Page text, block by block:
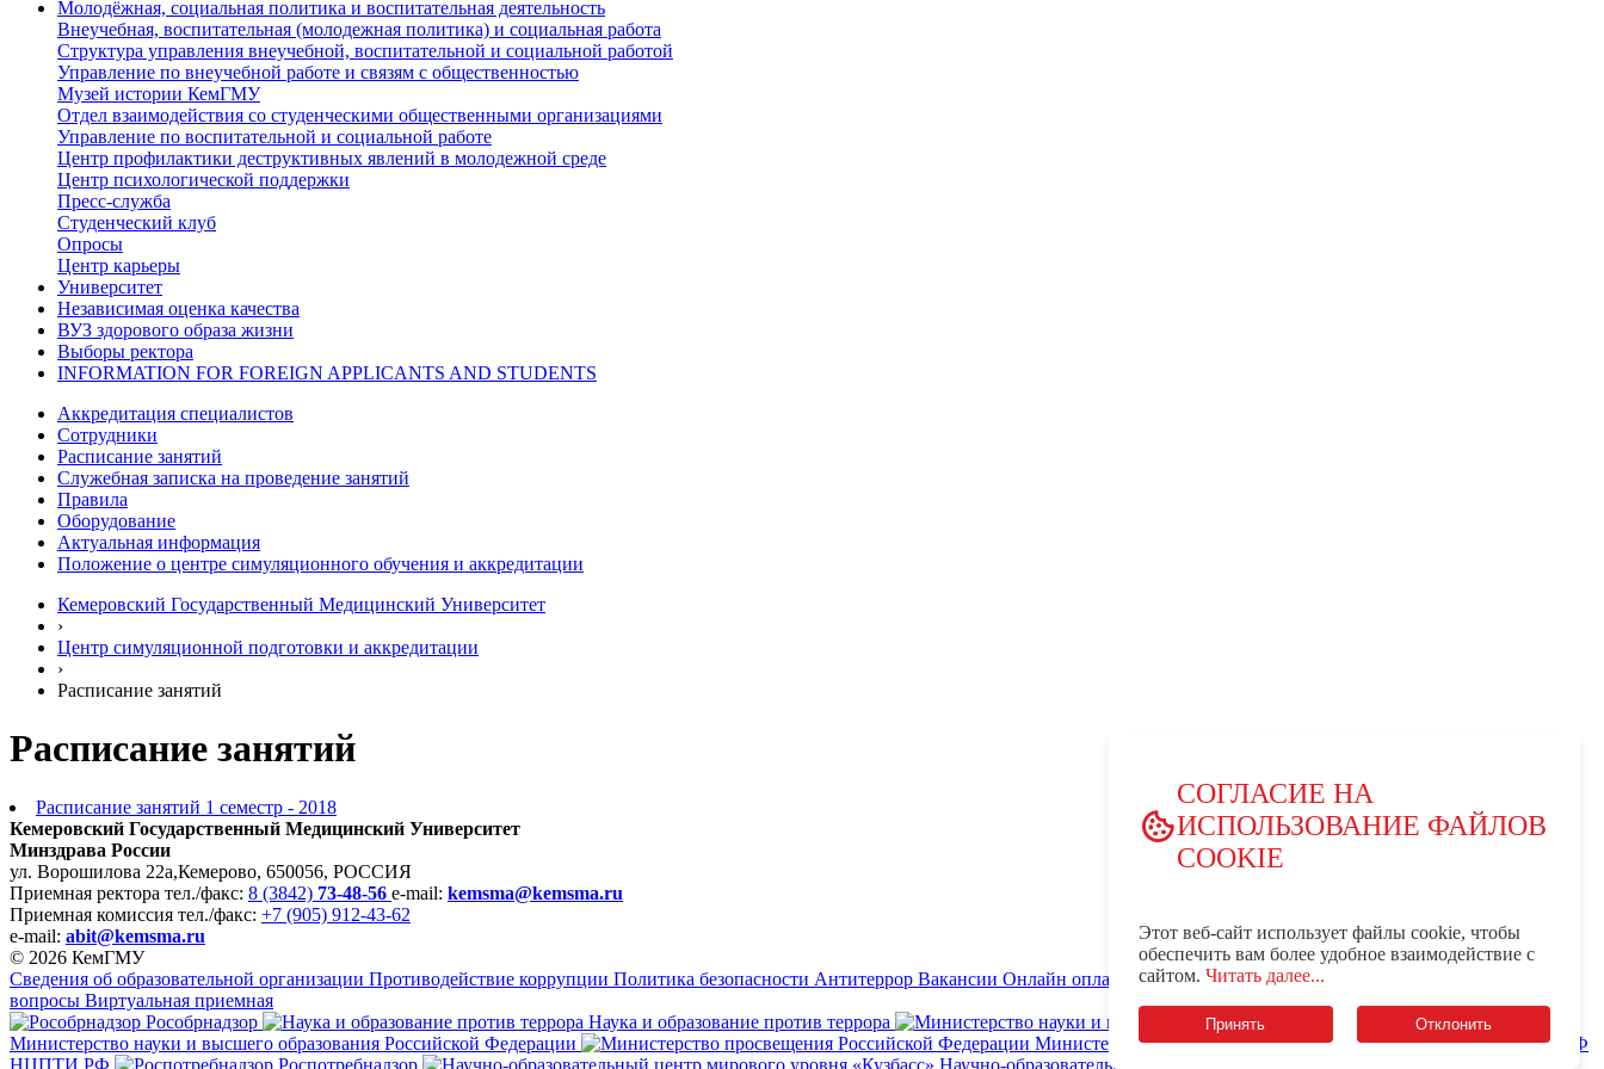
Молодёжная, социальная политика и воспитательная деятельность
Внеучебная, воспитательная (молодежная политика) и социальная работа
Структура управления внеучебной, воспитательной и социальной работой
Управление по внеучебной работе и связям с общественностью
Музей истории КемГМУ
Отдел взаимодействия со студенческими общественными организациями
Управление по воспитательной и социальной работе
Центр профилактики деструктивных явлений в молодежной среде
Центр психологической поддержки
Пресс-служба
Студенческий клуб
Опросы
Центр карьеры
Университет
Независимая оценка качества
ВУЗ здорового образа жизни
Выборы ректора
INFORMATION FOR FOREIGN APPLICANTS AND STUDENTS
Аккредитация специалистов
Сотрудники
Расписание занятий
Служебная записка на проведение занятий
Правила
Оборудование
Актуальная информация
Положение о центре симуляционного обучения и аккредитации
Кемеровский Государственный Медицинский Университет
›
Центр симуляционной подготовки и аккредитации
›
Расписание занятий
Расписание занятий
Расписание занятий 1 семестр - 2018
Кемеровский Государственный Медицинский Университет
Минздрава России
ул. Ворошилова 22а,Кемерово, 650056, РОССИЯ
Приемная ректора тел./факс: 8 (3842) 73-48-56 e-mail: kemsma@kemsma.ru
Приемная комиссия тел./факс: +7 (905) 912-43-62
e-mail: abit@kemsma.ru
© 2026 КемГМУ
Сведения об образовательной организации Противодействие коррупции Политика безопасности Антитеррор Вакансии Онлайн оплата за обучение и услуги КемГМУ
вопросы Виртуальная приемная
Рособрнадзор
Наука и образование против террора
Министерство науки и высшего образования Российской Федерации
Министерство просвещения Российской Федерации
НЦПТИ.РФ
Роспотребнадзор Научно-образовательный центр мирового уровня «Кузбасс»
СОГЛАСИЕ НА
ИСПОЛЬЗОВАНИЕ ФАЙЛОВ
COOKIE
Этот веб-сайт использует файлы cookie, чтобы
обеспечить вам более удобное взаимодействие с
сайтом. Читать далее...
Принять Отклонить